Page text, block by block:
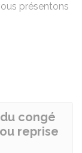
présentons
congé
reprise